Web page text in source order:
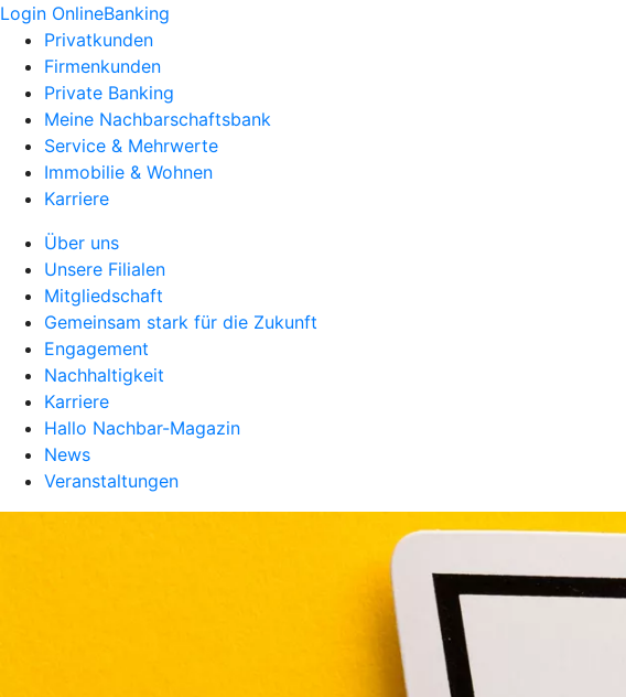
Login OnlineBanking
Privatkunden
Firmenkunden
Private Banking
Meine Nachbarschaftsbank
Service & Mehrwerte
Immobilie & Wohnen
Karriere
Über uns
Unsere Filialen
Mitgliedschaft
Gemeinsam stark für die Zukunft
Engagement
Nachhaltigkeit
Karriere
Hallo Nachbar-Magazin
News
Veranstaltungen